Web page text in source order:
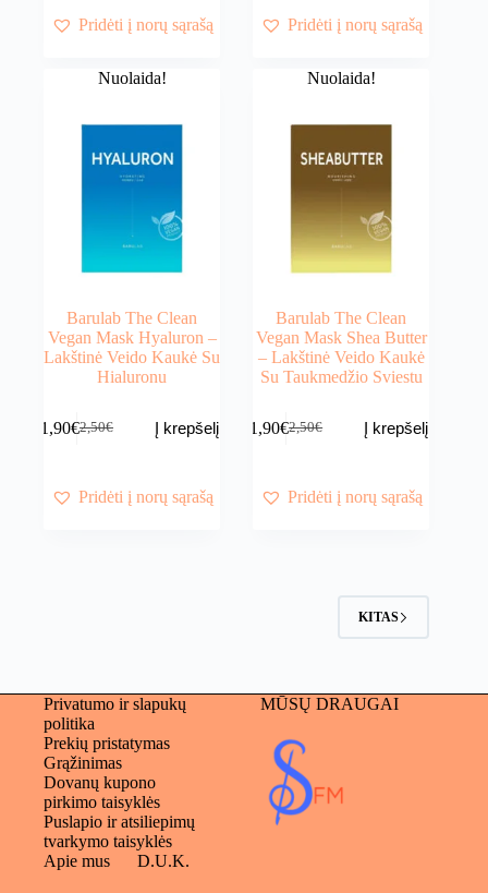
2,50€.
1,90€.
Pridėti į norų sąrašą
2,50€.
1,90€.
Pridėti į norų sąrašą
Nuolaida!
Barulab The Clean
Vegan Mask Hyaluron –
Lakštinė Veido Kaukė Su
Hialuronu
2,50€
Original
2,50€.
1,90€Current
1,90€.
Į krepšelį
Pridėti į norų sąrašą
Nuolaida!
Barulab The Clean
Vegan Mask Shea Butter
– Lakštinė Veido Kaukė
Su Taukmedžio Sviestu
2,50€
Original
2,50€.
1,90€Current
1,90€.
Į krepšelį
Pridėti į norų sąrašą
KITAS
Privatumo ir slapukų
politika
Prekių pristatymas
Grąžinimas
Dovanų kupono
pirkimo taisyklės
Puslapio ir atsiliepimų
tvarkymo taisyklės
Apie mus
D.U.K.
MŪSŲ DRAUGAI